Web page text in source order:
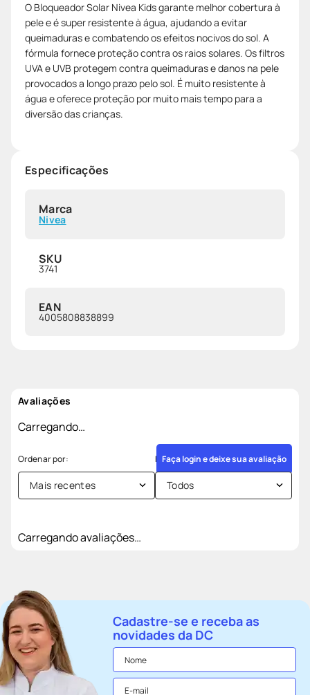
O Bloqueador Solar Nivea Kids garante melhor cobertura à
pele e é super resistente à água, ajudando a evitar
queimaduras e combatendo os efeitos nocivos do sol. A
fórmula fornece proteção contra os raios solares. Os filtros
UVA e UVB protegem contra queimaduras e danos na pele
provocados a longo prazo pelo sol. É muito resistente à
água e oferece proteção por muito mais tempo para a
diversão das crianças.